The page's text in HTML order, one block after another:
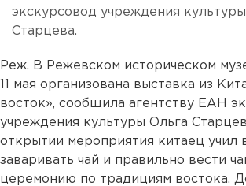
экскурсовод учреждения
Старцева.
Реж. В Режевском историческом
11 мая организована выставка из
восток», сообщила агентству ЕАН
учреждения культуры Ольга
открытии мероприятия китаец
заваривать чай и правильно вести
церемонию по традициям востока.